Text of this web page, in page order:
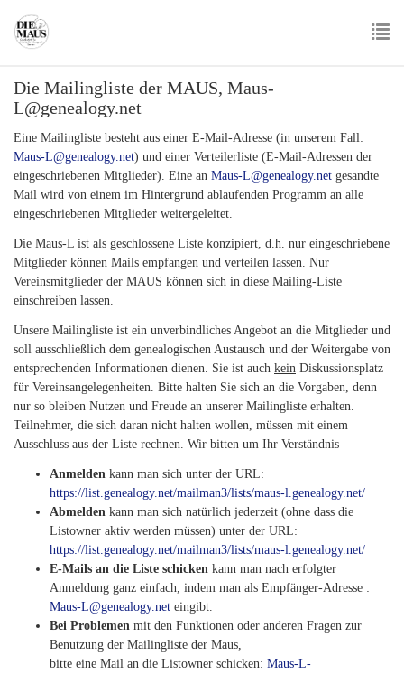
main
Die Mailingliste der MAUS, Maus-
L@genealogy.net
Eine Mailingliste besteht aus einer E-Mail-Adresse (in unserem Fall:
Maus-L@genealogy.net) und einer Verteilerliste (E-Mail-Adressen der
eingeschriebenen Mitglieder). Eine an Maus-L@genealogy.net gesandte
Mail wird von einem im Hintergrund ablaufenden Programm an alle
eingeschriebenen Mitglieder weitergeleitet.
Die Maus-L ist als geschlossene Liste konzipiert, d.h. nur eingeschriebene
Mitglieder können Mails empfangen und verteilen lassen. Nur
Vereinsmitglieder der MAUS können sich in diese Mailing-Liste
einschreiben lassen.
Unsere Mailingliste ist ein unverbindliches Angebot an die Mitglieder und
soll ausschließlich dem genealogischen Austausch und der Weitergabe von
entsprechenden Informationen dienen. Sie ist auch kein Diskussionsplatz
für Vereinsangelegenheiten. Bitte halten Sie sich an die Vorgaben, denn
nur so bleiben Nutzen und Freude an unserer Mailingliste erhalten.
Teilnehmer, die sich daran nicht halten wollen, müssen mit einem
Ausschluss aus der Liste rechnen. Wir bitten um Ihr Verständnis
Anmelden kann man sich unter der URL:
https://list.genealogy.net/mailman3/lists/maus-l.genealogy.net/
Abmelden kann man sich natürlich jederzeit (ohne dass die
Listowner aktiv werden müssen) unter der URL:
https://list.genealogy.net/mailman3/lists/maus-l.genealogy.net/
E-Mails an die Liste schicken kann man nach erfolgter
Anmeldung ganz einfach, indem man als Empfänger-Adresse :
Maus-L@genealogy.net eingibt.
Bei Problemen mit den Funktionen oder anderen Fragen zur
Benutzung der Mailingliste der Maus,
bitte eine Mail an die Listowner schicken: Maus-L-